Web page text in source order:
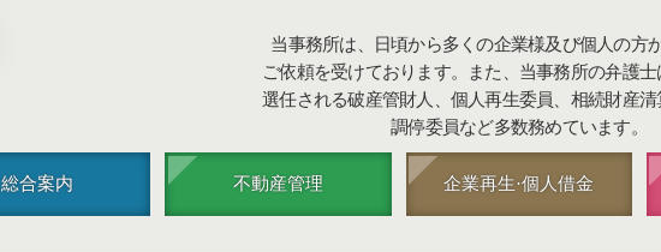
当事務所は、日頃から多くの企業様及び個人の方
ご依頼を受けております。また、当事務所の弁護
選任される破産管財人、個人再生委員、相続財産清
調停委員など多数務めています。
総合案内 不動産管理 企業再生·個人借金